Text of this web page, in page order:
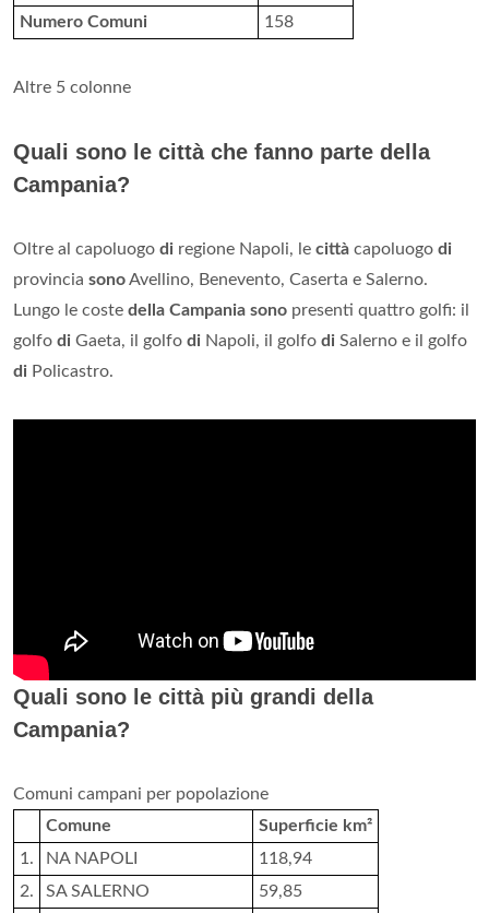
Numero Comuni
158
Altre 5 colonne
Quali sono le città che fanno parte della
Campania?
Oltre al capoluogo di regione Napoli, le città capoluogo di
provincia sonoAvellino, Benevento, Caserta e Salerno.
Lungo le coste della Campania sono presenti quattro golfi: il
golfo di Gaeta, il golfo di Napoli, il golfo di Salerno e il golfo
di Policastro.
Quali sono le città più grandi della
Campania?
Comuni campani per popolazione
Comune
Superficie km²
1.
NA NAPOLI
118,94
2.
SA SALERNO
59,85